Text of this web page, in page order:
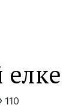
елке
110